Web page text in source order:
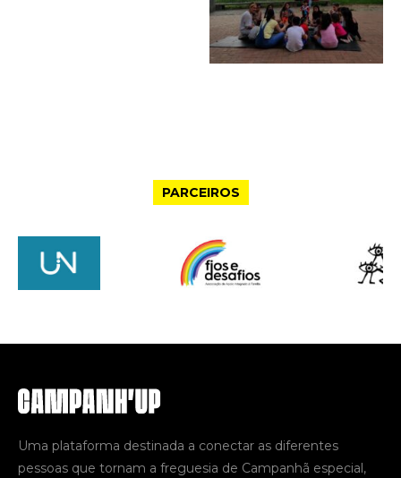
PARCEIROS
Uma plataforma destinada a conectar as diferentes
pessoas que tornam a freguesia de Campanhã especial,